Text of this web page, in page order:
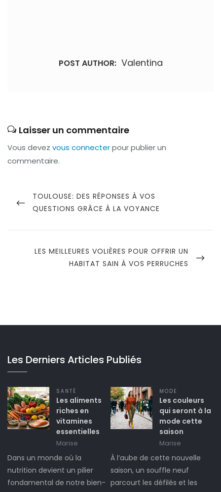
POST AUTHOR: Valentina
Laisser un commentaire
Vous devez vous connecterpour publier un
commentaire.
de
l’article
PREVIOUS
POST
TOULOUSE: DES RÉPONSES À VOS
QUESTIONS GRÂCE À LA VOYANCE
NEXT
LES MEILLEURES VOLIÈRES POUR OFFRIR UN
HABITAT SAIN À VOS PERRUCHES
Les Derniers Articles Publiés
SANTÉ
Les aliments
riches en
vitamines
essentielles
Marise
Dans un monde où la
nutrition devient un pilier
fondamental de notre bien-
MODE
Les couleurs
qui seront à la
mode cette
saison
Marise
À l’aube de cette nouvelle
saison, un souffle neuf
parcourt les défilés et les